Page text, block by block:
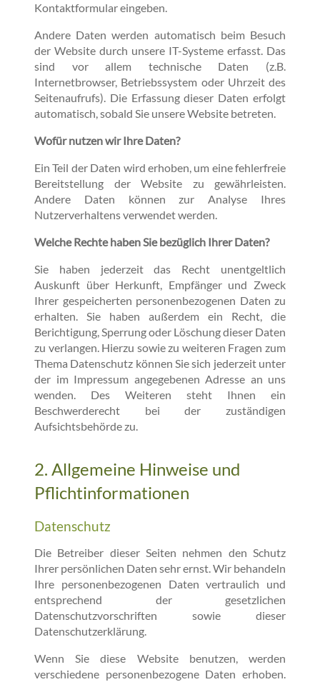
Kontaktformular eingeben.
Andere Daten werden automatisch beim Besuch
der Website durch unsere IT-Systeme erfasst. Das
sind vor allem technische Daten (z.B.
Internetbrowser, Betriebssystem oder Uhrzeit des
Seitenaufrufs). Die Erfassung dieser Daten erfolgt
automatisch, sobald Sie unsere Website betreten.
Wofür nutzen wir Ihre Daten?
Ein Teil der Daten wird erhoben, um eine fehlerfreie
Bereitstellung der Website zu gewährleisten.
Andere Daten können zur Analyse Ihres
Nutzerverhaltens verwendet werden.
Welche Rechte haben Sie bezüglich Ihrer Daten?
Sie haben jederzeit das Recht unentgeltlich
Auskunft über Herkunft, Empfänger und Zweck
Ihrer gespeicherten personenbezogenen Daten zu
erhalten. Sie haben außerdem ein Recht, die
Berichtigung, Sperrung oder Löschung dieser Daten
zu verlangen. Hierzu sowie zu weiteren Fragen zum
Thema Datenschutz können Sie sich jederzeit unter
der im Impressum angegebenen Adresse an uns
wenden. Des Weiteren steht Ihnen ein
Beschwerderecht bei der zuständigen
Aufsichtsbehörde zu.
2. Allgemeine Hinweise und
Pflichtinformationen
Datenschutz
Die Betreiber dieser Seiten nehmen den Schutz
Ihrer persönlichen Daten sehr ernst. Wir behandeln
Ihre personenbezogenen Daten vertraulich und
entsprechend der gesetzlichen
Datenschutzvorschriften sowie dieser
Datenschutzerklärung.
Wenn Sie diese Website benutzen, werden
verschiedene personenbezogene Daten erhoben.